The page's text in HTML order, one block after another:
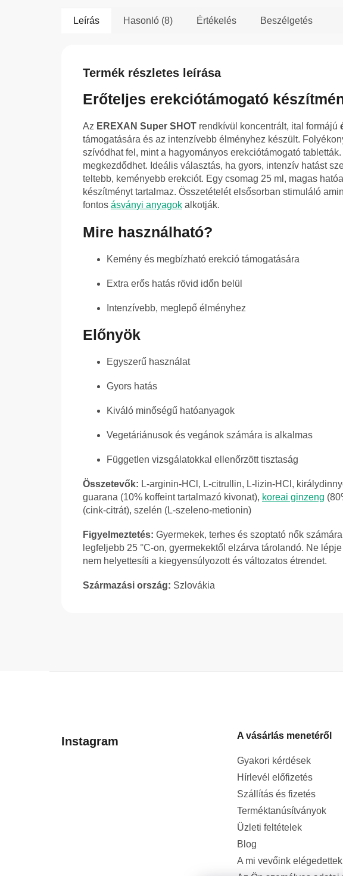
Leírás Hasonló (8) Értékelés Beszélgetés
Termék részletes leírása
Erőteljes erekciótámogató
Az EREXAN Super SHOT rendkívül koncentrált, ital formájú
támogatására és az intenzívebb élményhez készült.
szívódhat fel, mint a hagyományos erekciótámogató
megkezdődhet. Ideális választás, ha gyors, intenzív hatást
teltebb, keményebb erekciót. Egy csomag 25 ml, magas
készítményt tartalmaz. Összetételét elsősorban stimuláló
fontos ásványi anyagok alkotják.
Mire használható?
Kemény és megbízható erekció támogatására
Extra erős hatás rövid időn belül
Intenzívebb, meglepő élményhez
Előnyök
Egyszerű használat
Gyors hatás
Kiváló minőségű hatóanyagok
Vegetáriánusok és vegánok számára is alkalmas
Független vizsgálatokkal ellenőrzött tisztaság
Összetevők: L-arginin-HCl, L-citrullin, L-lizin-HCl,
guarana (10% koffeint tartalmazó kivonat), koreai ginzeng
(cink-citrát), szelén (L-szeleno-metionin)
Figyelmeztetés: Gyermekek, terhes és szoptató nők
legfeljebb 25 °C-on, gyermekektől elzárva tárolandó. Ne
nem helyettesíti a kiegyensúlyozott és változatos étrendet.
Származási ország: Szlovákia
Instagram A vásárlás menetéről
Gyakori kérdések
Hírlevél előfizetés
Szállítás és fizetés
Terméktanúsítványok
Üzleti feltételek
Blog
A mi vevőink elégedettek